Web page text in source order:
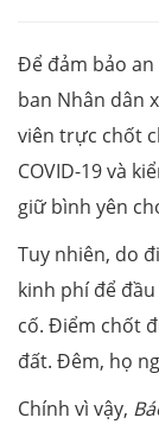
Để đảm bảo
ban Nhân dân
viên trực chốt
COVID-19 và
giữ bình yên
Tuy nhiên, do
kinh phí để
cố. Điểm chốt
đất. Đêm, họ
Chính vì vậy,